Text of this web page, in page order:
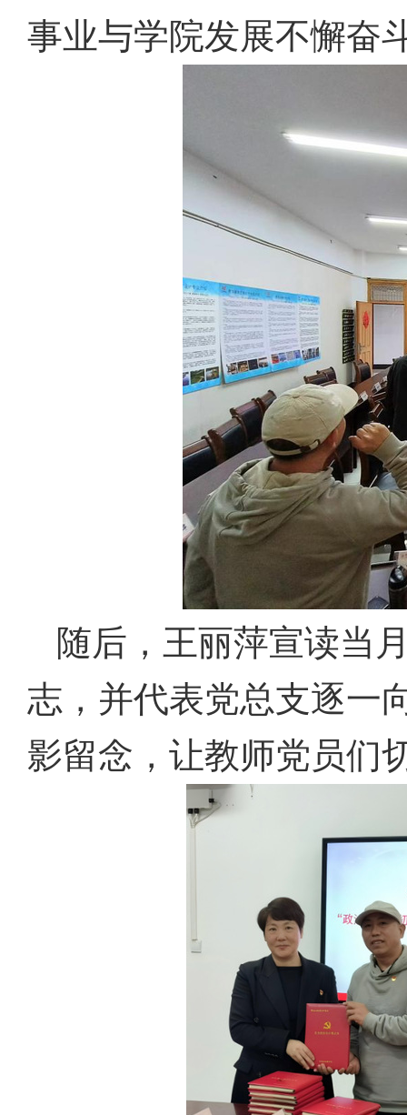
事业与学院发展不懈奋
随后，王丽萍宣读当
志，并代表党总支逐一
影留念，让教师党员们